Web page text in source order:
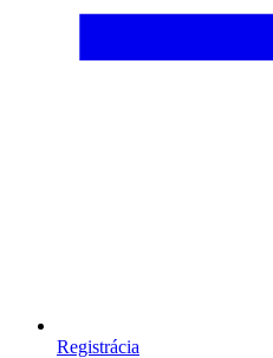
Registrácia